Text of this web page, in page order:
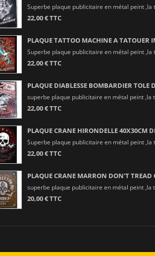
Superbe plaque publicitaire en métal peint ,la
22,00 € TTC
PLAQUE TATTOO MACHINE A TATOUER
Superbe plaque publicitaire en métal peint ,la
22,00 € TTC
PLAQUE DIABLESSE BOMBARDIER TOLE
superbe plaque publicitaire en métal peint ,la
22,00 € TTC
PLAQUE CRANE HIRONDELLE 40X30CM
Superbe plaque publicitaire en métal peint ,la
22,00 € TTC
PLAQUE CRANE MARRON DON'T TREAD
superbe plaque publicitaire en métal peint ,la
20,00 € TTC